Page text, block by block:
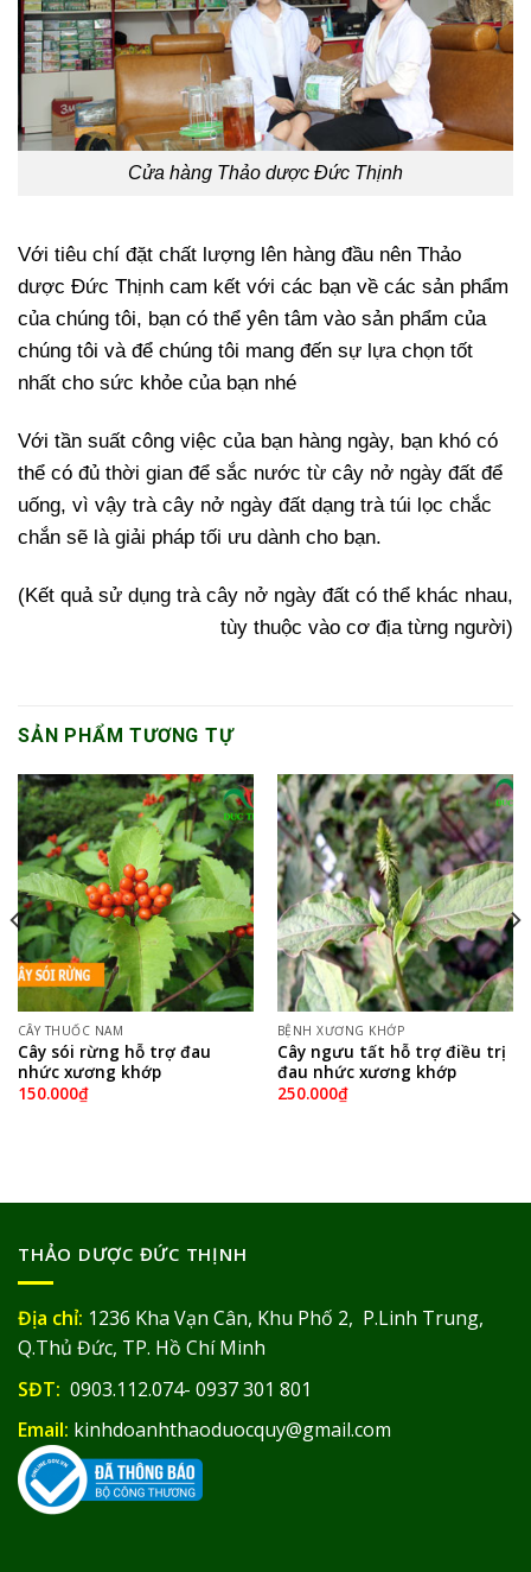
Cửa hàng Thảo dược Đức Thịnh
Với tiêu chí đặt chất lượng lên hàng đầu nên Thảo
dược Đức Thịnh cam kết với các bạn về các sản phẩm
của chúng tôi, bạn có thể yên tâm vào sản phẩm của
chúng tôi và để chúng tôi mang đến sự lựa chọn tốt
nhất cho sức khỏe của bạn nhé
Với tần suất công việc của bạn hàng ngày, bạn khó có
thể có đủ thời gian để sắc nước từ cây nở ngày đất để
uống, vì vậy trà cây nở ngày đất dạng trà túi lọc chắc
chắn sẽ là giải pháp tối ưu dành cho bạn.
(Kết quả sử dụng trà cây nở ngày đất có thể khác nhau,
tùy thuộc vào cơ địa từng người)
SẢN PHẨM TƯƠNG TỰ
CÂY THUỐC NAM
Cây sói rừng hỗ trợ đau
nhức xương khớp
150.000₫
BỆNH XƯƠNG KHỚP
Cây ngưu tất hỗ trợ điều trị
đau nhức xương khớp
250.000₫
THẢO DƯỢC ĐỨC THỊNH
Địa chỉ: 1236 Kha Vạn Cân, Khu Phố 2, P.Linh Trung,
Q.Thủ Đức, TP. Hồ Chí Minh
SĐT: 0903.112.074- 0937 301 801
Email: kinhdoanhthaoduocquy@gmail.com